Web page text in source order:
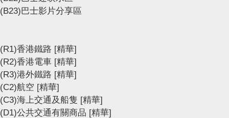
(B23)巴士影片分享區
(R1)香港鐵路 [精華]
(R2)香港電車 [精華]
(R3)港外鐵路 [精華]
(C2)航空 [精華]
(C3)海上交通及船隻 [精華]
(D1)公共交通有關商品 [精華]